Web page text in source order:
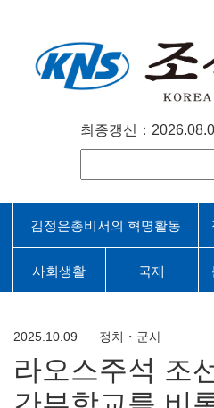
최종갱신：
김정은총비서의 혁명활동
사회생활 국제
2025.10.09 정치・군사
라오스주석 조